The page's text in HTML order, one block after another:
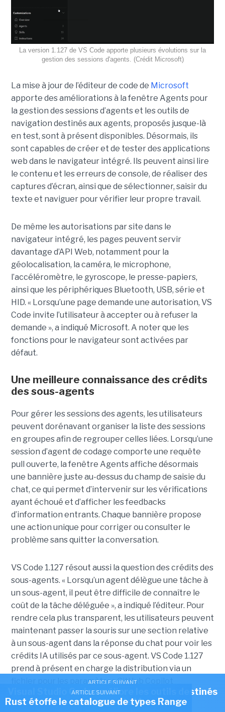
ARTICLE SUIVANT
Visual Studio Code améliore les outils destinés
aux agents IA
La version 1.127 de VS Code apporte plusieurs évolutions sur la
gestion des sessions d'agents. (Crédit Microsoft)
La mise à jour de l’éditeur de code de Microsoft
apporte des améliorations à la fenêtre Agents pour
la gestion des sessions d’agents et les outils de
navigation destinés aux agents, proposés jusque-là
en test, sont à présent disponibles. Désormais, ils
sont capables de créer et de tester des applications
web dans le navigateur intégré. Ils peuvent ainsi lire
le contenu et les erreurs de console, de réaliser des
captures d’écran, ainsi que de sélectionner, saisir du
texte et naviguer pour vérifier leur propre travail.
De même les autorisations par site dans le
navigateur intégré, les pages peuvent servir
davantage d’API Web, notamment pour la
géolocalisation, la caméra, le microphone,
l’accéléromètre, le gyroscope, le presse-papiers,
ainsi que les périphériques Bluetooth, USB, série et
HID. « Lorsqu’une page demande une autorisation, VS
Code invite l’utilisateur à accepter ou à refuser la
demande », a indiqué Microsoft. A noter que les
fonctions pour le navigateur sont activées par
défaut.
Une meilleure connaissance des crédits
des sous-agents
Pour gérer les sessions des agents, les utilisateurs
peuvent dorénavant organiser la liste des sessions
en groupes afin de regrouper celles liées. Lorsqu’une
session d’agent de codage comporte une requête
pull ouverte, la fenêtre Agents affiche désormais
une bannière juste au-dessus du champ de saisie du
chat, ce qui permet d’intervenir sur les vérifications
ayant échoué et d’afficher les feedbacks
d’information entrants. Chaque bannière propose
une action unique pour corriger ou consulter le
problème sans quitter la conversation.
VS Code 1.127 résout aussi la question des crédits des
sous-agents. « Lorsqu’un agent délègue une tâche à
un sous-agent, il peut être difficile de connaître le
coût de la tâche déléguée », a indiqué l’éditeur. Pour
rendre cela plus transparent, les utilisateurs peuvent
maintenant passer la souris sur une section relative
à un sous-agent dans la réponse du chat pour voir les
crédits IA utilisés par ce sous-agent. VS Code 1.127
prend à présent en charge la distribution via un
fichier pour les paramètres GitHub Copilot
managéss. Les administrateurs peuvent donc
déployer ces configurations à partir d’un fichier
ARTICLE SUIVANT
Rust étoffe le catalogue de types Range